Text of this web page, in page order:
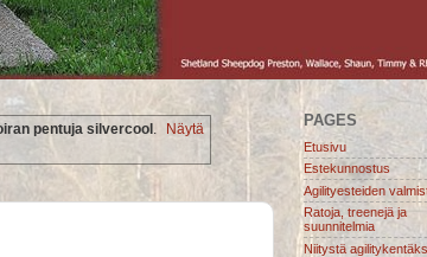
pentuja silvercool .
Näytä
PAGES
Etusivu
Estekunnostus
Agilityesteiden
Ratoja, treenejä ja
suunnitelmia
Niitystä